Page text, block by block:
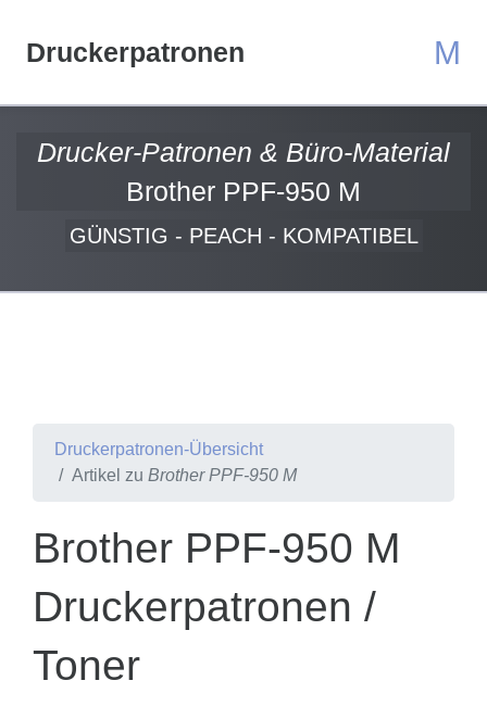
Druckerpatronen M
Drucker-Patronen & Büro-Material
Brother PPF-950 M
GÜNSTIG - PEACH - KOMPATIBEL
Druckerpatronen-Übersicht
Artikel zu Brother PPF-950 M
Brother PPF-950 M
Druckerpatronen /
Toner